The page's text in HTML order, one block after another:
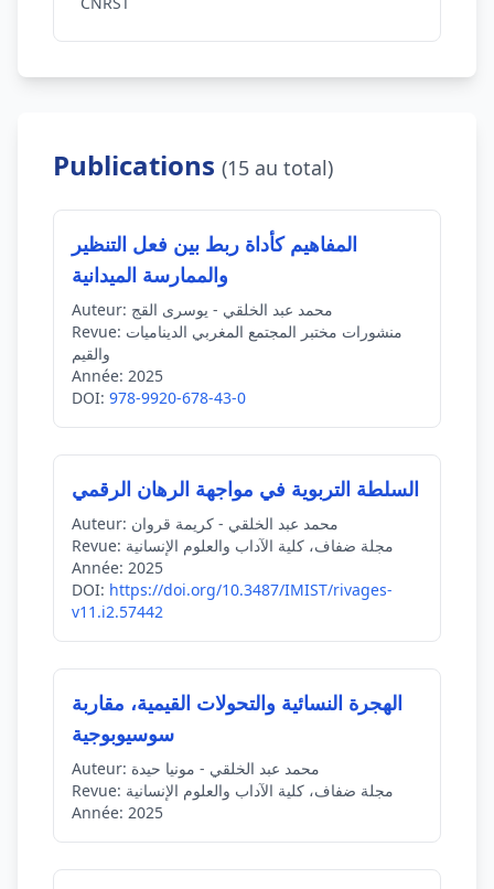
Publications (15 au total)
المفاهيم كأداة ربط بين فعل التنظير
والممارسة الميدانية
Auteur: محمد عبد الخلقي - يوسرى القج
Revue:
والقيم
Année: 2025
DOI: 978-9920-678-43-0
السلطة التربوية في مواجهة الرهان الرقمي
Auteur: محمد عبد الخلقي - كريمة قروان
Revue: مجلة ضفاف، كلية الآداب والعلوم الإنسانية
Année: 2025
DOI: https://doi.org/10.3487/IMIST/rivages-
v11.i2.57442
الهجرة النسائية والتحولات القيمية، مقاربة
سوسيوبوجية
Auteur: محمد عبد الخلقي - مونيا حيدة
Revue: مجلة ضفاف، كلية الآداب والعلوم الإنسانية
Année: 2025